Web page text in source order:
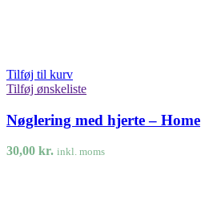
Tilføj til kurv
Tilføj ønskeliste
Nøglering med hjerte – Home
30,00 kr. inkl. moms